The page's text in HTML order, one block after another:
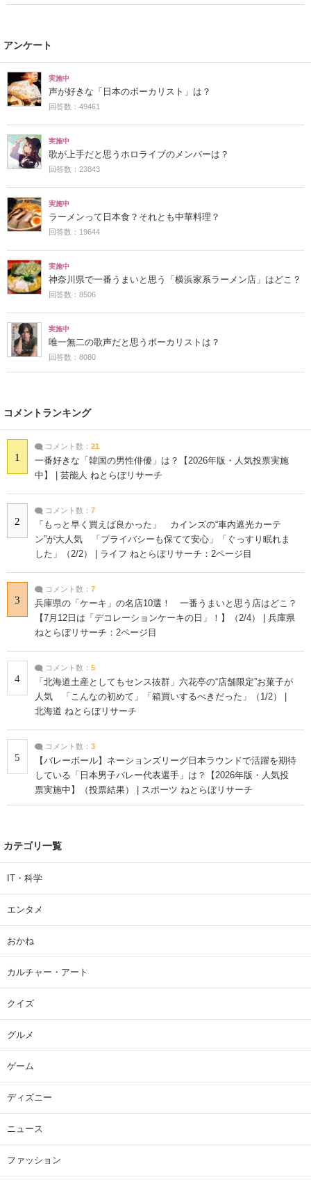
アンケート
実施中
声が好きな「日本のボーカリスト」は？
回答数：49461
実施中
歌が上手だと思うホロライブのメンバーは？
回答数：23843
実施中
ラーメンって日本食？それとも中華料理？
回答数：19644
実施中
神奈川県で一番うまいと思う「横浜家系ラーメン店」はどこ？
回答数：8506
実施中
唯一無二の歌声だと思うボーカリストは？
回答数：8080
コメントランキング
1
コメント数： 21
一番好きな「韓国の男性俳優」は？【2026年版・人気投票実施
中】 | 芸能人 ねとらぼリサーチ
2
コメント数： 7
「もっと早く買えば良かった」 カインズの“車内遮光カーテ
ン”が大人気 「プライバシーも保てて安心」「ぐっすり眠れま
した」（2/2） | ライフ ねとらぼリサーチ：2ページ目
3
コメント数： 7
兵庫県の「ケーキ」の名店10選！ 一番うまいと思う店はどこ？
【7月12日は「デコレーションケーキの日」！】（2/4） | 兵庫県
ねとらぼリサーチ：2ページ目
4
コメント数： 5
「北海道土産としてもセンス抜群」六花亭の“店舗限定”お菓子が
人気 「こんなの初めて」「箱買いするべきだった」（1/2） |
北海道 ねとらぼリサーチ
5
コメント数： 3
【バレーボール】ネーションズリーグ日本ラウンドで活躍を期待
している「日本男子バレー代表選手」は？【2026年版・人気投
票実施中】（投票結果） | スポーツ ねとらぼリサーチ
カテゴリ一覧
IT・科学
エンタメ
おかね
カルチャー・アート
クイズ
グルメ
ゲーム
ディズニー
ニュース
ファッション